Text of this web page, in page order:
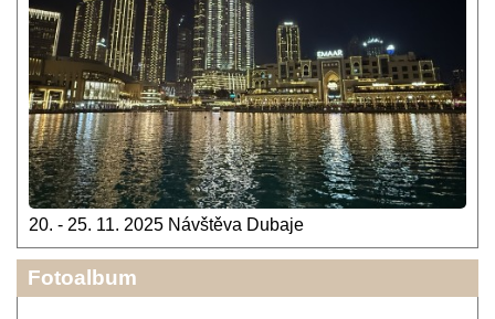
20. - 25. 11. 2025 Návštěva Dubaje
Fotoalbum